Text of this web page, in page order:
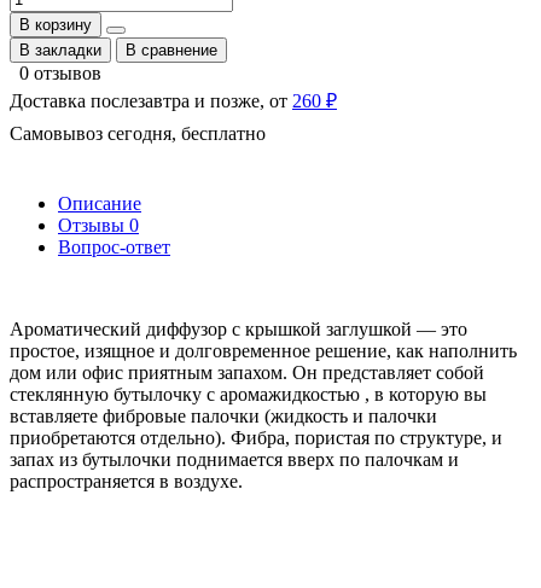
В корзину
В закладки
В сравнение
0 отзывов
Доставка послезавтра и позже, от 260 ₽
Самовывоз сегодня, бесплатно
Описание
Отзывы 0
Вопрос-ответ
Ароматический диффузор с крышкой заглушкой — это
простое, изящное и долговременное решение, как наполнить
дом или офис приятным запахом. Он представляет собой
стеклянную бутылочку с аромажидкостью , в которую вы
вставляете фибровые палочки (жидкость и палочки
приобретаются отдельно). Фибра, пористая по структуре, и
запах из бутылочки поднимается вверх по палочкам и
распространяется в воздухе.